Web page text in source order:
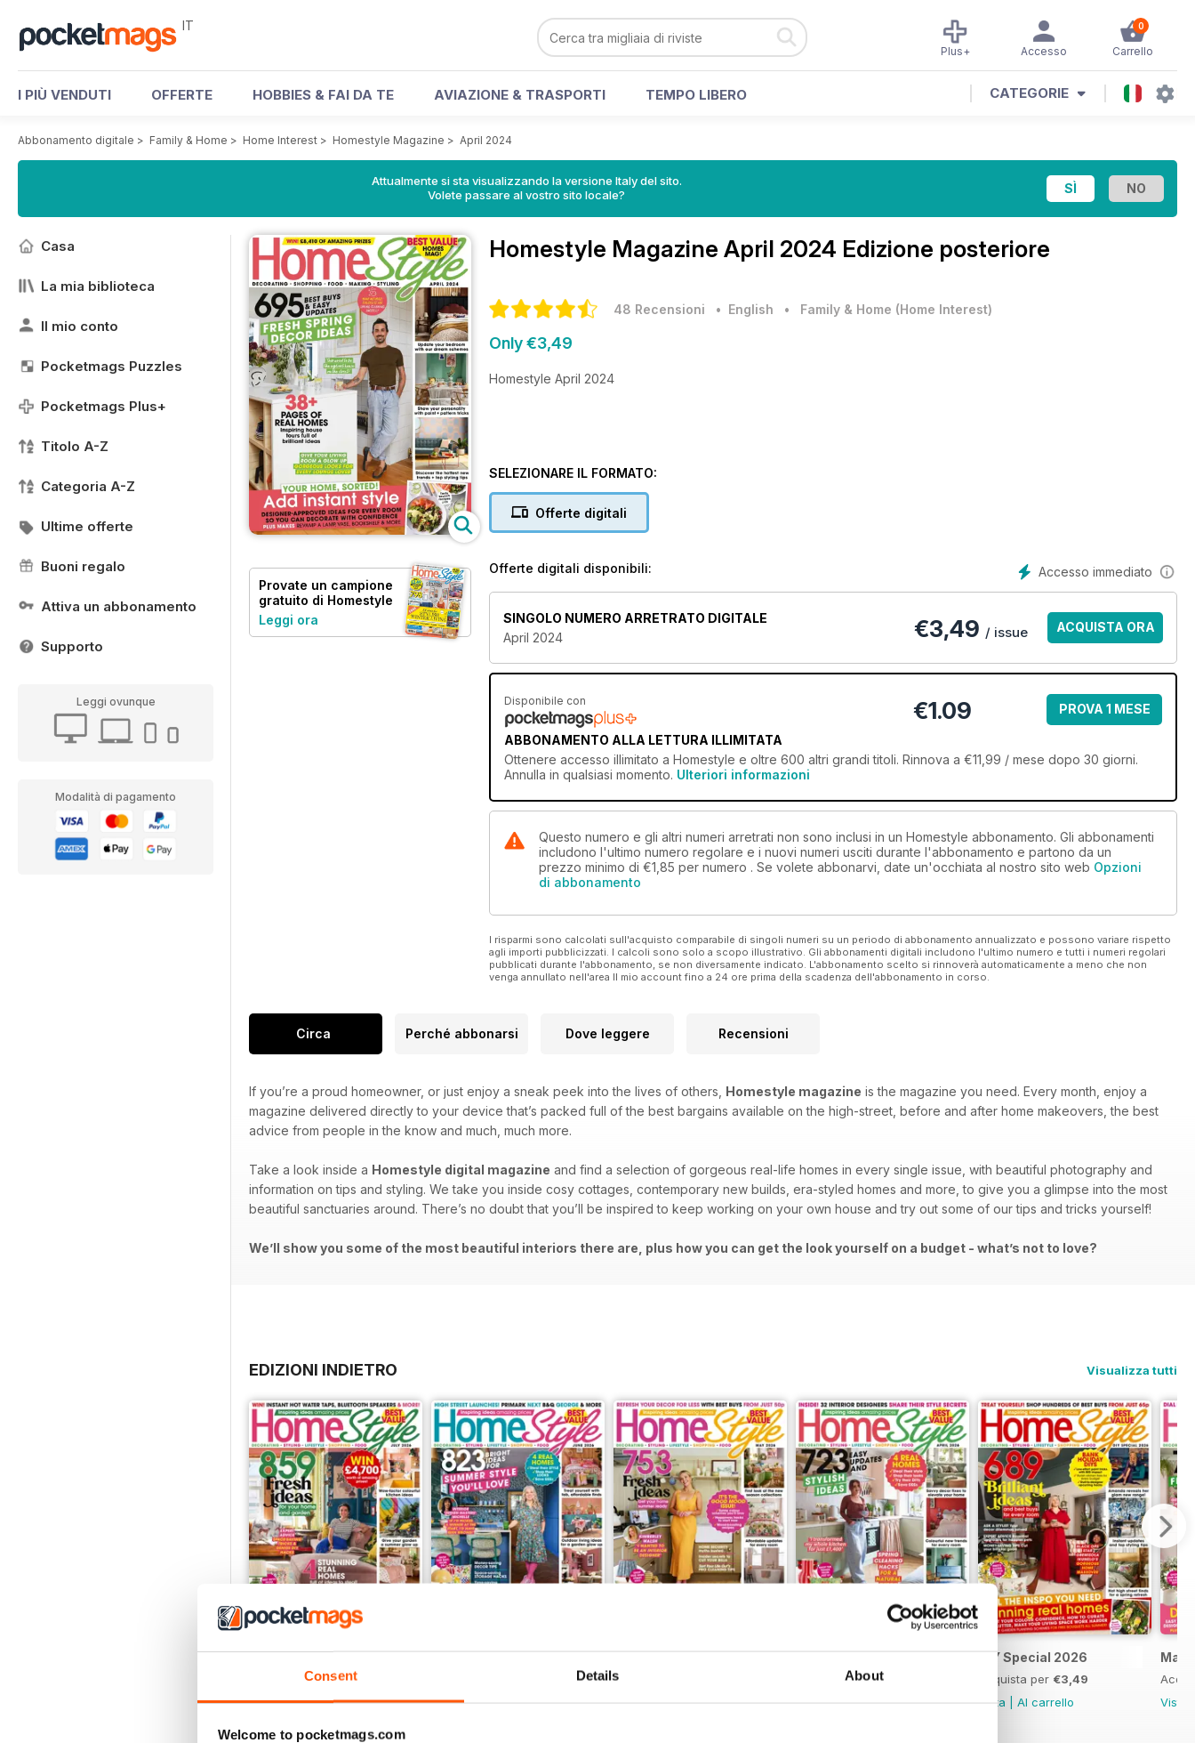
Consent Details About
Welcome to pocketmags.com
IT 0
Carrello
Accesso
Plus+
I PIÙ VENDUTI OFFERTE HOBBIES & FAI DA TE AVIAZIONE & TRASPORTI TEMPO LIBERO CATEGORIE
Abbonamento digitale > Family & Home > Home Interest > Homestyle Magazine > April 2024
Attualmente si sta visualizzando la versione Italy del sito.
Volete passare al vostro sito locale?
Casa
La mia biblioteca
Il mio conto
Pocketmags Puzzles
Pocketmags Plus+
Titolo A-Z
Categoria A-Z
Ultime offerte
Buoni regalo
Attiva un abbonamento
Supporto
Leggi ovunque
Modalità di pagamento
Provate un campione
gratuito di Homestyle
Leggi ora
Homestyle Magazine April 2024 Edizione posteriore
48 Recensioni • English • Family & Home (Home Interest)
Only €3,49
Homestyle April 2024
SELEZIONARE IL FORMATO:
Offerte digitali
Accesso immediato
Offerte digitali disponibili:
SINGOLO NUMERO ARRETRATO DIGITALE
April 2024
€3,49 / issue ACQUISTA ORA
Disponibile con
ABBONAMENTO ALLA LETTURA ILLIMITATA
€1.09 PROVA 1 MESE
Ottenere accesso illimitato a Homestyle e oltre 600 altri grandi titoli. Rinnova a €11,99 / mese dopo 30 giorni.
Annulla in qualsiasi momento. Ulteriori informazioni
Questo numero e gli altri numeri arretrati non sono inclusi in un Homestyle abbonamento. Gli abbonamenti
includono l'ultimo numero regolare e i nuovi numeri usciti durante l'abbonamento e partono da un
prezzo minimo di €1,85 per numero . Se volete abbonarvi, date un'occhiata al nostro sito web Opzioni
di abbonamento
I risparmi sono calcolati sull'acquisto comparabile di singoli numeri su un periodo di abbonamento annualizzato e possono variare rispetto
agli importi pubblicizzati. I calcoli sono solo a scopo illustrativo. Gli abbonamenti digitali includono l'ultimo numero e tutti i numeri regolari
pubblicati durante l'abbonamento, se non diversamente indicato. L'abbonamento scelto si rinnoverà automaticamente a meno che non
venga annullato nell'area Il mio account fino a 24 ore prima della scadenza dell'abbonamento in corso.
Circa Perché abbonarsi Dove leggere Recensioni
If you’re a proud homeowner, or just enjoy a sneak peek into the lives of others, Homestyle magazine is the magazine you need. Every month, enjoy a
magazine delivered directly to your device that’s packed full of the best bargains available on the high-street, before and after home makeovers, the best
advice from people in the know and much, much more.
Take a look inside a Homestyle digital magazine and find a selection of gorgeous real-life homes in every single issue, with beautiful photography and
information on tips and styling. We take you inside cosy cottages, contemporary new builds, era-styled homes and more, to give you a glimpse into the most
beautiful sanctuaries around. There’s no doubt that you’ll be inspired to keep working on your own house and try out some of our tips and tricks yourself!
We’ll show you some of the most beautiful interiors there are, plus how you can get the look yourself on a budget - what’s not to love?
EDIZIONI INDIETRO Visualizza tutti
July 2026
Acquista per€3,99
Vista|Al carrello
June 2026
Vista|Al carrello
May 2026
Acquista per
Vista|Al carrello
April 2026
Acquista per€3,49
Vista|Al carrello
DIY Special 2026
Acquista per €3,49
Vista
Al carrello
Vista